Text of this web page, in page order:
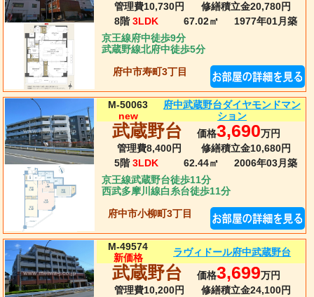
管理費10,730円
修繕積立金20,780円
8階 3LDK 67.02㎡ 1977年01月 築
京王線府中徒歩9分
武蔵野線北府中徒歩5分
府中市寿町3丁目
M-50063
new
府中武蔵野台ダイヤモンドマン
ション
武蔵野台 価格3,690万円
管理費8,400円
修繕積立金10,680円
5階 3LDK 62.44㎡ 2006年03月 築
京王線武蔵野台徒歩11分
西武多摩川線白糸台徒歩11分
府中市小柳町3丁目
M-49574
新価格
ラヴィドール府中武蔵野台
武蔵野台 価格3,699万円
管理費10,200円
修繕積立金24,100円